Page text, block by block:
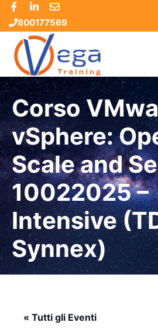
Vai
contenuto
800177569
Corso
vSphere:
Scale and
10022025 –
Intensive
Synnex)
« Tutti gli Eventi